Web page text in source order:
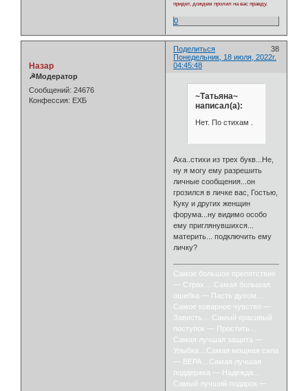
придет, дождем пролил на вас правду.
0
Поделиться
38
Понедельник, 18 июля, 2022г.
04:45:48
Назар
☭Модератор
Сообщений: 24676
Конфессия: ЕХБ
~Татьяна~
написал(а):
Нет. По стихам .
Аха..стихи из трех букв...Не,
ну я могу ему разрешить
личные сообщения...он
грозился в личке вас, Гостью,
Куку и других женщин
форума...ну видимо особо
ему приглянувшихся...
материть... подключить ему
личку?
Самое большое препятствие
— Страх… Самая большая
ошибка — Пасть духом…
Самое коварное чувство —
Зависть… Самый красивый
поступок — Простить…
Самая лучшая защита —
Улыбка…Самая мощная сила
— ВЕРА…Самая лучшая
поддержка — Надежда…
Самый лучший подарок —